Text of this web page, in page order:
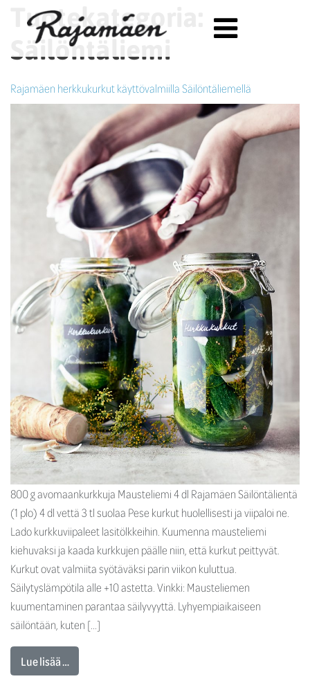
Siirry sisältöön
Tuotekategoria:
Säilöntäliemi
Rajamäen herkkukurkut käyttövalmiilla Säilöntäliemellä
800 g avomaankurkkuja Mausteliemi 4 dl Rajamäen Säilöntälientä
(1 plo) 4 dl vettä 3 tl suolaa Pese kurkut huolellisesti ja viipaloi ne.
Lado kurkkuviipaleet lasitölkkeihin. Kuumenna mausteliemi
kiehuvaksi ja kaada kurkkujen päälle niin, että kurkut peittyvät.
Kurkut ovat valmiita syötäväksi parin viikon kuluttua.
Säilytyslämpötila alle +10 astetta. Vinkki: Mausteliemen
kuumentaminen parantaa säilyvyyttä. Lyhyempiaikaiseen
säilöntään, kuten […]
Lue lisää …